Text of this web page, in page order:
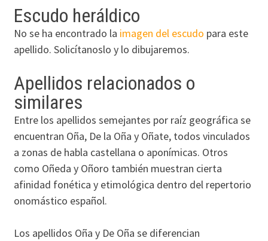
Escudo heráldico
No se ha encontrado la imagen del escudo para este
apellido. Solicítanoslo y lo dibujaremos.
Apellidos relacionados o
similares
Entre los apellidos semejantes por raíz geográfica se
encuentran Oña, De la Oña y Oñate, todos vinculados
a zonas de habla castellana o aponímicas. Otros
como Oñeda y Oñoro también muestran cierta
afinidad fonética y etimológica dentro del repertorio
onomástico español.
Los apellidos Oña y De Oña se diferencian